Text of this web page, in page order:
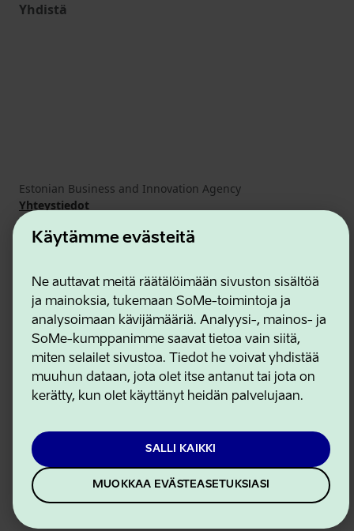
Käytämme evästeitä
Ne auttavat meitä räätälöimään sivuston sisältöä
ja mainoksia, tukemaan SoMe-toimintoja ja
analysoimaan kävijämääriä. Analyysi-, mainos- ja
SoMe-kumppanimme saavat tietoa vain siitä,
miten selailet sivustoa. Tiedot he voivat yhdistää
muuhun dataan, jota olet itse antanut tai jota on
kerätty, kun olet käyttänyt heidän palvelujaan.
SALLI KAIKKI
MUOKKAA EVÄSTEASETUKSIASI
Yhdistä
Estonian Business and Innovation Agency
Yhteystiedot
Yhteistyökumppanit
Käyttöehdot